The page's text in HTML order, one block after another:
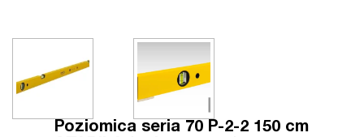
Poziomica seria 70 P-2-2 150 cm